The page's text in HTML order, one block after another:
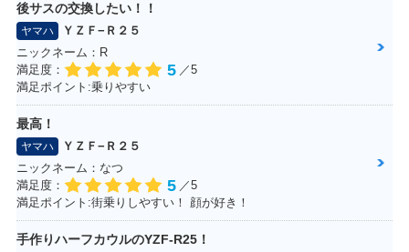
2019年 YZF-R25 A
BS Monster Energ
y Yamaha MotoGP
Edition・特別・限
定仕様
2019年 YZF-R25 A
2019年 YZF-R25 A
BS・その他
2018年 YZF-R25 A
BS・マイナーチェ
ンジ
5・マイナーチェン
後サスの交換したい！！
ヤマハ
ＹＺＦ−Ｒ２５
ニックネーム：R
満足度：
5 ／5
満足ポイント:乗りやすい
最高！
ヤマハ
ＹＺＦ−Ｒ２５
ニックネーム：なつ
満足度：
5 ／5
満足ポイント:街乗りしやすい！ 顔が好き！
手作りハーフカウルのYZF-R25！